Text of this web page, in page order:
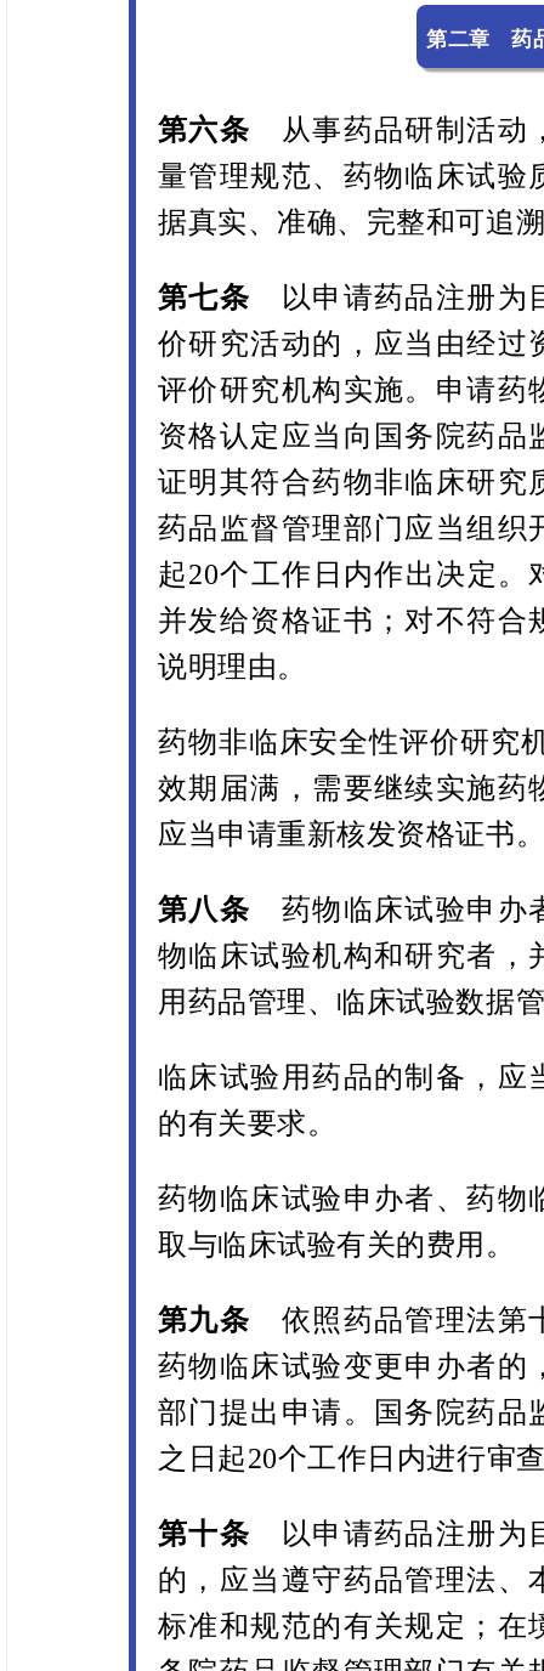
第二章 药
第六条 从事药品研制活动
量管理规范、药物临床试验
据真实、准确、完整和可追
第七条 以申请药品注册为
价研究活动的，应当由经过
评价研究机构实施。申请药
资格认定应当向国务院药品
证明其符合药物非临床研究
药品监督管理部门应当组织
起20个工作日内作出决定
并发给资格证书；对不符合
说明理由。
药物非临床安全性评价研究
效期届满，需要继续实施药
应当申请重新核发资格证书
第八条 药物临床试验申办
物临床试验机构和研究者，
用药品管理、临床试验数据
临床试验用药品的制备，应
的有关要求。
药物临床试验申办者、药物
取与临床试验有关的费用。
第九条 依照药品管理法第
药物临床试验变更申办者的
部门提出申请。国务院药品
之日起20个工作日内进行审
第十条 以申请药品注册为
的，应当遵守药品管理法、
标准和规范的有关规定；在